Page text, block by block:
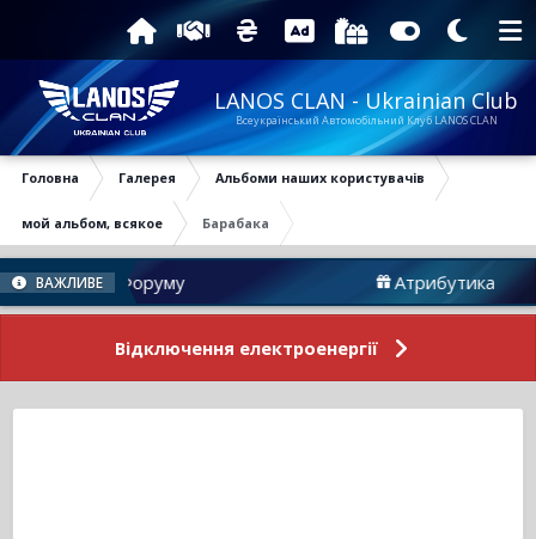
LANOS CLAN - Ukrainian Club
Всеукраїнський Автомобільний Клуб LANOS CLAN
Головна Галерея Альбоми наших користувачів
мой альбом, всякое Барабака
ВАЖЛИВЕ
Новини Форуму Атрибутика
Відключення електроенергії